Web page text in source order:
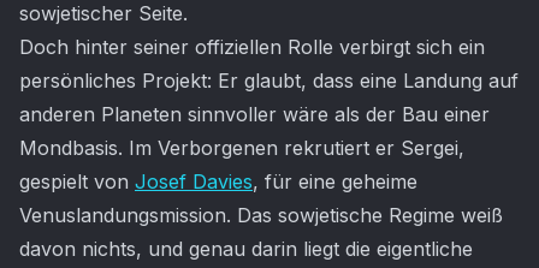
sowjetischer Seite.
Doch hinter seiner offiziellen Rolle verbirgt sich ein
persönliches Projekt: Er glaubt, dass eine Landung auf
anderen Planeten sinnvoller wäre als der Bau einer
Mondbasis. Im Verborgenen rekrutiert er Sergei,
gespielt von Josef Davies, für eine geheime
Venuslandungsmission. Das sowjetische Regime weiß
davon nichts, und genau darin liegt die eigentliche